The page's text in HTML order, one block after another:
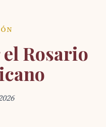
Rosario